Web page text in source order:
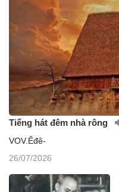
Tiếng hát đêm nhà rông
VOV.Êđê-
26/07/2026